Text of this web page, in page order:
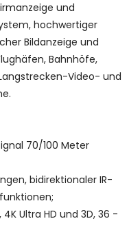
und
hochwertiger
Bildanzeige und
Bahnhöfe,
Video- und
70/100 Meter
bidirektionaler IR-
Ultra HD und 3D, 36 -